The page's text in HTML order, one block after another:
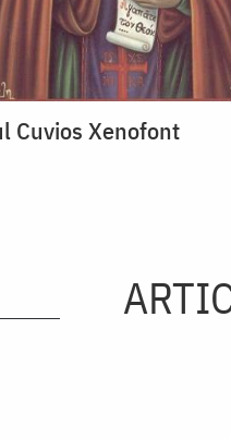
Cuvios Xenofont